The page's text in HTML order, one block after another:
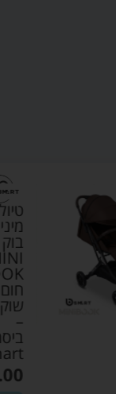
מיני
בוק
חום
–